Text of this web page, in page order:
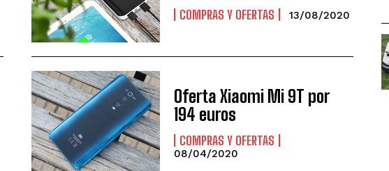
COMPRAS Y OFERTAS 13/08/2020
Oferta Xiaomi Mi 9T por
194 euros
COMPRAS Y OFERTAS
08/04/2020